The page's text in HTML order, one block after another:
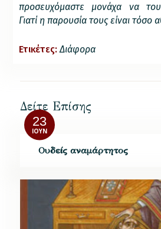
προσευχόμαστε μονάχα να
Γιατί η παρουσία τους είναι
Ετικέτες: Διάφορα
Δείτε Επίσης
23
ΙΟΎΝ
Ουδείς αναμάρτητος